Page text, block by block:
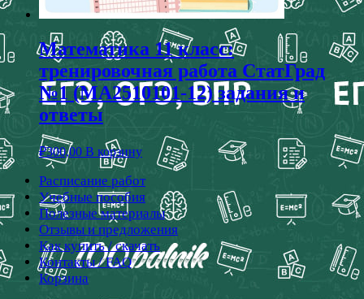
Математика 11 класс:
тренировочная работа СтатГрад
№1 (МА2510101-12) задания и
ответы
₽300,00 В корзину
Расписание работ
Учебные пособия
Полезные материалы
Отзывы и предложения
Как купить / скачать
Контакты / FAQ
Корзина